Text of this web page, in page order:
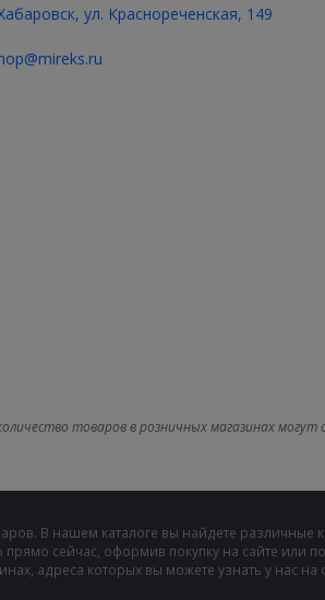
ул. Краснореченская, 149
товаров в розничных магазинах
В нашем каталоге вы найдете различные
сейчас, оформив покупку на сайте или
адреса которых вы можете узнать у нас на